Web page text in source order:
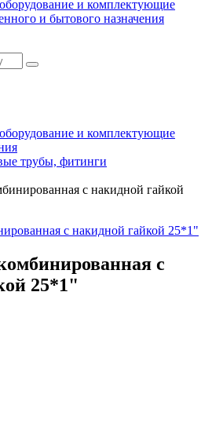
и комплектующие
и бытового назначения
и комплектующие
трубы, фитинги
с накидной гайкой
с
25*1"